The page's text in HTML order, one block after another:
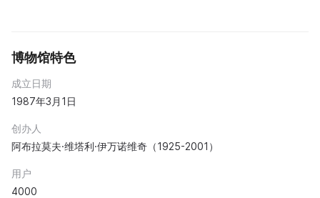
博物馆特色
成立日期
1987年3月1日
创办人
阿布拉莫夫·维塔利·伊万诺维奇（1925-2001）
用户
4000